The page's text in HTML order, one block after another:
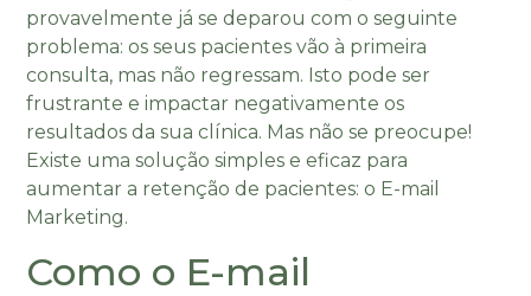
provavelmente já se deparou com o seguinte
problema: os seus pacientes vão à primeira
consulta, mas não regressam. Isto pode ser
frustrante e impactar negativamente os
resultados da sua clínica. Mas não se preocupe!
Existe uma solução simples e eficaz para
aumentar a retenção de pacientes: o E-mail
Marketing.
Como o E-mail